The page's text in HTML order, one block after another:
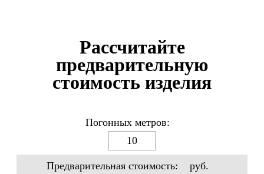
Рассчитайте
предварительную
стоимость изделия
Погонных метров:
Предварительная стоимость: руб.